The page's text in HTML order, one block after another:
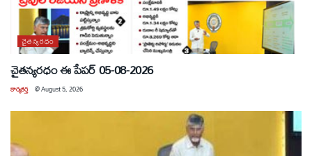
చైతన్యరధం
చైతన్యరధం ఈ పేపర్ 05-08-2026
కార్యకర్త @August 5, 2026